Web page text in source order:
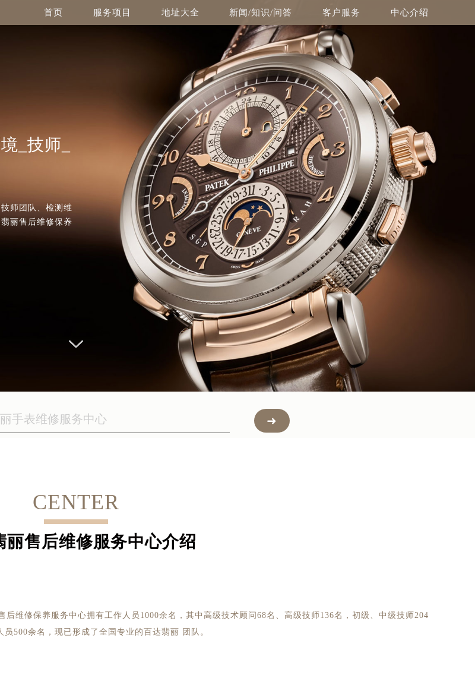
首页 服务项目 地址大全 新闻/知识/问答 客户服务 中心介绍
_技师_
师团队、检测维
丽售后维修保养
CENTER
丽售后维修服务中心介绍
后维修保养服务中心拥有工作人员1000余名，其中高级技术顾问68名、高级技师136名，初级、中级技师204
员500余名，现已形成了全国专业的百达翡丽 团队。